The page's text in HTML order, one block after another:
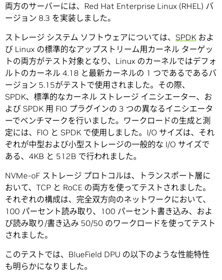
両方のサーバーには、Red Hat Enterprise Linux (RHEL) バ
ージョン 8.3 を実装しました。
ストレージ システム ソフトウェアについては、 SPDK およ
び Linux の標準的なアップストリーム用カーネル ターゲッ
トの両方がテスト対象となり、Linux のカーネルではデフォ
ルトのカーネル 4.18 と最新カーネルの 1 つであるであるバ
ージョン 5.15がテストで使用されました。その際、
SPDK、標準的なカーネル ストレージ イニシエーター、お
よび SPDK 用 FIO プラグインの 3 つの異なるイニシエータ
ーでベンチマークを行いました。ワークロードの生成と測
定には、FIO と SPDK で使用しました。I/O サイズは、それ
ぞれが中型および小型ストレージの一般的な I/O サイズで
ある、4KB と 512B で行われました。
NVMe-oF ストレージ プロトコルは、トランスポート層に
おいて、TCP と RoCE の両方を使ってテストされました。
それぞれの構成は、完全双方向のネットワークにおいて、
100 パーセント読み取り、100 パーセント書き込み、およ
び読み取り/書き込み 50/50 のワークロードを使ってテスト
されました。
このテストでは、BlueField DPU の以下のような性能特性
も明らかになりました。